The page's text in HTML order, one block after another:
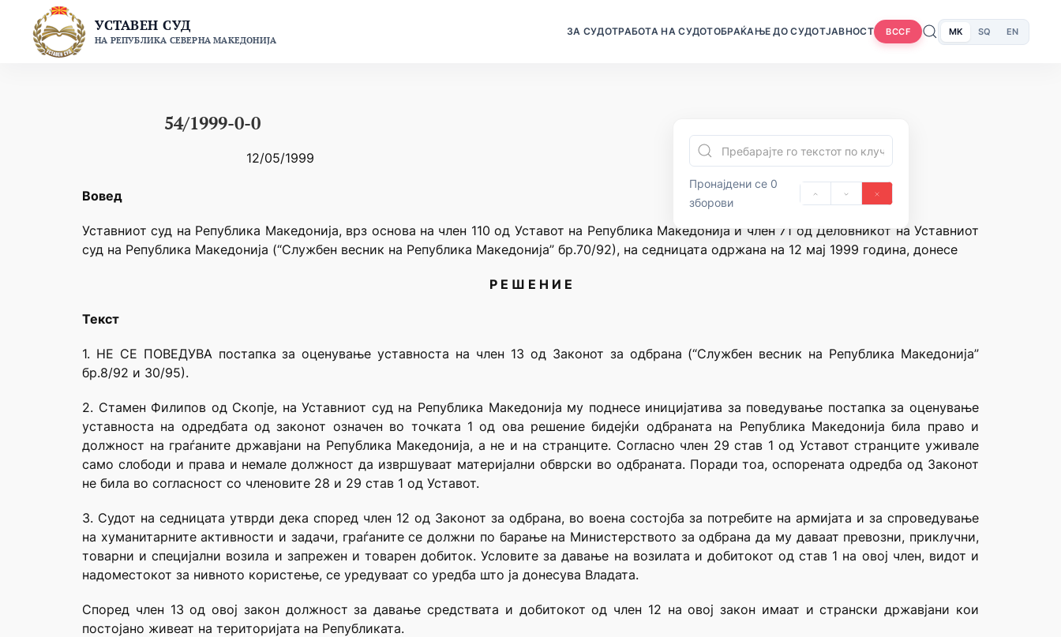
content
УСТАВЕН СУД
НА РЕПУБЛИКА СЕВЕРНА МАКЕДОНИЈА
ЗА СУДОТРАБОТА НА СУДОТОБРАЌАЊЕ ДО СУДОТЈАВНОСТ BCCF MK SQ EN
54/1999-0-0
12/05/1999
Пронајдени се 0
зборови
Вовед
Уставниот суд на Република Македонија, врз основа на член 110 од Уставот на Република Македонија и член 71 од Деловникот на Уставниот
суд на Република Македонија (“Службен весник на Република Македонија” бр.70/92), на седницата одржана на 12 мај 1999 година, донесе
Р Е Ш Е Н И Е
Текст
1. НЕ СЕ ПОВЕДУВА постапка за оценување уставноста на член 13 од Законот за одбрана (“Службен весник на Република Македонија”
бр.8/92 и 30/95).
2. Стамен Филипов од Скопје, на Уставниот суд на Република Македонија му поднесе иницијатива за поведување постапка за оценување
уставноста на одредбата од законот означен во точката 1 од ова решение бидејќи одбраната на Република Македонија била право и
должност на граѓаните државјани на Република Македонија, а не и на странците. Согласно член 29 став 1 од Уставот странците уживале
само слободи и права и немале должност да извршуваат материјални обврски во одбраната. Поради тоа, оспорената одредба од Законот
не била во согласност со членовите 28 и 29 став 1 од Уставот.
3. Судот на седницата утврди дека според член 12 од Законот за одбрана, во воена состојба за потребите на армијата и за спроведување
на хуманитарните активности и задачи, граѓаните се должни по барање на Министерството за одбрана да му даваат превозни, приклучни,
товарни и специјални возила и запрежен и товарен добиток. Условите за давање на возилата и добитокот од став 1 на овој член, видот и
надоместокот за нивното користење, се уредуваат со уредба што ја донесува Владата.
Според член 13 од овој закон должност за давање средствата и добитокот од член 12 на овој закон имаат и странски државјани кои
постојано живеат на територијата на Републиката.